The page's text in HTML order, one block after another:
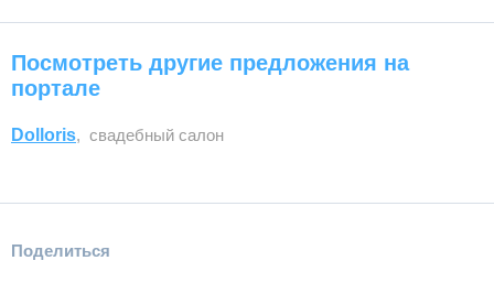
Посмотреть другие предложения на
портале
Dolloris, свадебный салон
Поделиться